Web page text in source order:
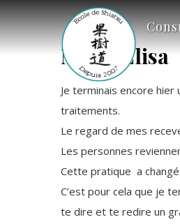
Merci Elisa
Je terminais encore
traitements.
Le regard de mes
Les personnes
Cette pratique a
C’est pour cela que je
te dire et te redire un